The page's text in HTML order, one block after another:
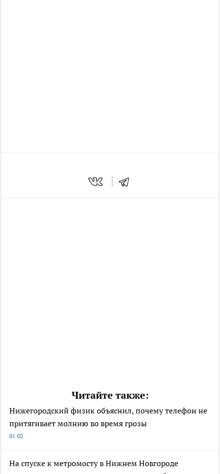
Читайте также:
Нижегородский физик объяснил, почему телефон не
притягивает молнию во время грозы
01:02
На спуске к метромосту в Нижнем Новгороде